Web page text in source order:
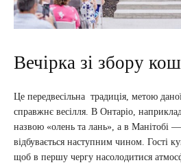
Вечірка зі збору
Це передвесільна традиція, метою
справжнє весілля. В Онтаріо,
назвою «олень та лань», а в Манітобі —
відбувається наступним чином. Гості
щоб в першу чергу насолодитися